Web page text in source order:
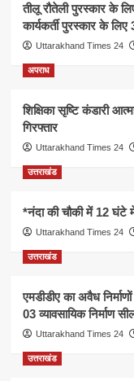
तीलू रौतेली पुरस्कार के
कार्यकर्ती पुरस्कार के लिए
Uttarakhand Times 24
अपराध
शिक्षिका सृष्टि कंडारी
गिरफ्तार
Uttarakhand Times 24
उत्तराखंड
*नंदा की चौकी में 12 घंटे
Uttarakhand Times 24
उत्तराखंड
एमडीडीए का अवैध
03 व्यावसायिक निर्माण
Uttarakhand Times 24
उत्तराखंड